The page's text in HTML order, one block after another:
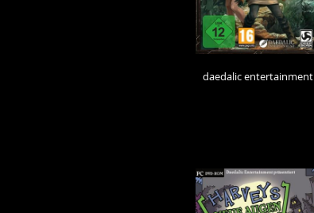
daedalic entertainment